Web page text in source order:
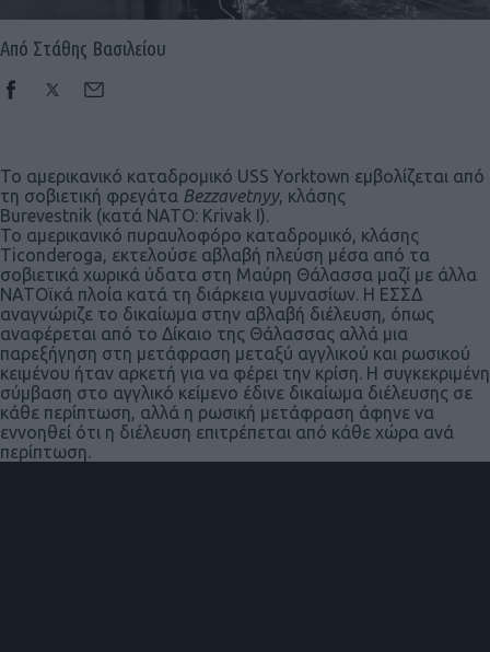
Από Στάθης Βασιλείου
Το αμερικανικό καταδρομικό USS Yorktown εμβολίζεται από
τη σοβιετική φρεγάτα Bezzavetnyy, κλάσης
Burevestnik (κατά ΝΑΤΟ: Krivak I).
Το αμερικανικό πυραυλοφόρο καταδρομικό, κλάσης
Ticonderoga, εκτελούσε αβλαβή πλεύση μέσα από τα
σοβιετικά χωρικά ύδατα στη Μαύρη Θάλασσα μαζί με άλλα
ΝΑΤΟϊκά πλοία κατά τη διάρκεια γυμνασίων. Η ΕΣΣΔ
αναγνώριζε το δικαίωμα στην αβλαβή διέλευση, όπως
αναφέρεται από το Δίκαιο της Θάλασσας αλλά μια
παρεξήγηση στη μετάφραση μεταξύ αγγλικού και ρωσικού
κειμένου ήταν αρκετή για να φέρει την κρίση. Η συγκεκριμένη
σύμβαση στο αγγλικό κείμενο έδινε δικαίωμα διέλευσης σε
κάθε περίπτωση, αλλά η ρωσική μετάφραση άφηνε να
εννοηθεί ότι η διέλευση επιτρέπεται από κάθε χώρα ανά
περίπτωση.